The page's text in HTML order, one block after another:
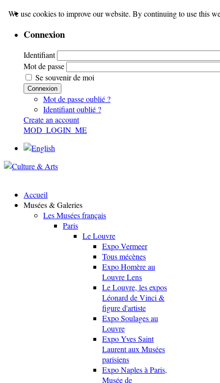
Connexion
Identifiant
Mot de passe
Se souvenir de moi
Connexion
Mot de passe oublié ?
Identifiant oublié ?
Create an account
MOD_LOGIN_ME
Accueil
Musées & Galeries
Les Musées français
Paris
Le Louvre
Expo Vermeer
Tous mécènes
Expo Homère au
Louvre Lens
Le Louvre, les expos
Léonard de Vinci &
figure d'artiste
Expo Soulages au
Louvre
Expo Yves Saint
Laurent aux Musées
parisiens
Expo Naples à Paris,
Musée de
We use cookies to improve our website. By continuing to use this